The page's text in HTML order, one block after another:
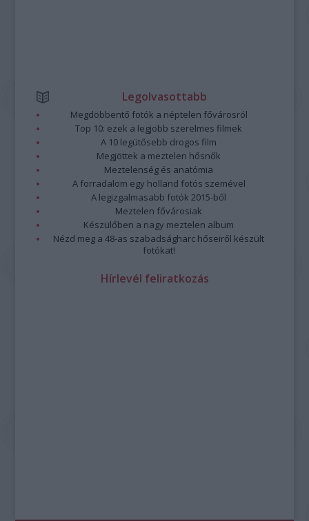
Legolvasottabb
Megdöbbentő fotók a néptelen fővárosról
Top 10: ezek a legjobb szerelmes filmek
A 10 legütősebb drogos film
Megjöttek a meztelen hősnők
Meztelenség és anatómia
A forradalom egy holland fotós szemével
A legizgalmasabb fotók 2015-ből
Meztelen fővárosiak
Készülőben a nagy meztelen album
Nézd meg a 48-as szabadságharc hőseiről készült
fotókat!
Hírlevél feliratkozás